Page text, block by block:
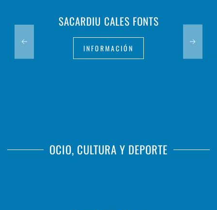
SACARDIU CALES FONTS
INFORMACIÓN
OCIO, CULTURA Y DEPORTE